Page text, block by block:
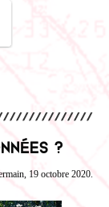
?
19 octobre 2020.